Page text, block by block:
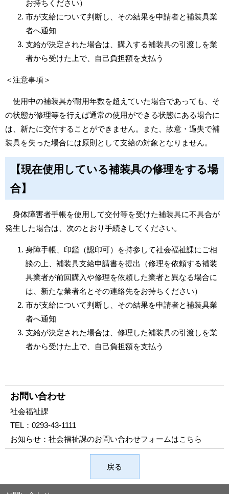
お持ちください）
市が支給について判断し、その結果を申請者と補装具業
者へ通知
支給が決定された場合は、購入する補装具の引渡しを業
者から受けた上で、自己負担額を支払う
＜注意事項＞
使用中の補装具が耐用年数を超えていた場合であっても、そ
の状態が修理等を行えば通常の使用ができる状態にある場合に
は、新たに交付することができません。また、故意・過失で補
装具を失った場合には原則として支給の対象となりません。
【現在使用している補装具の修理をする場
合】
身体障害者手帳を使用して交付等を受けた補装具に不具合が
発生した場合は、次のとおり手続きしてください。
身障手帳、印鑑（認印可）を持参して社会福祉課にご相
談の上、補装具支給申請書を提出（修理を依頼する補装
具業者が前回購入や修理を依頼した業者と異なる場合に
は、新たな業者名とその連絡先をお持ちください）
市が支給について判断し、その結果を申請者と補装具業
者へ通知
支給が決定された場合は、修理した補装具の引渡しを業
者から受けた上で、自己負担額を支払う
お問い合わせ
社会福祉課
TEL： 0293-43-1111
お知らせ： 社会福祉課のお問い合わせフォームはこちら
戻る